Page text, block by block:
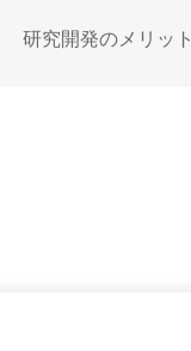
研究開発のメリット